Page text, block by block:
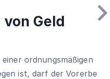
Geld
ordnungsmäßigen
ist, darf der Vorerbe